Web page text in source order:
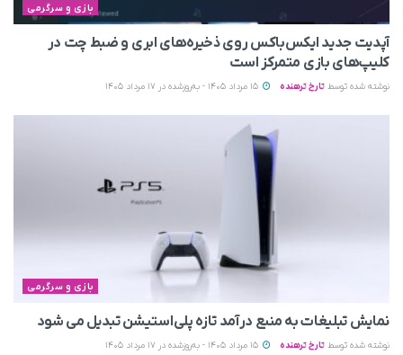
بازی و سرگرمی
آپدیت جدید ایکس‌باکس روی ذخیره‌های ابری و ضبط چت در
کلیپ‌های بازی متمرکز است
نوشته شده توسط تارخ ترهنده
بازی و سرگرمی
نمایش تبلیغات به منبع درآمد تازه پلی‌استیشن تبدیل می‌ شود
نوشته شده توسط تارخ ترهنده